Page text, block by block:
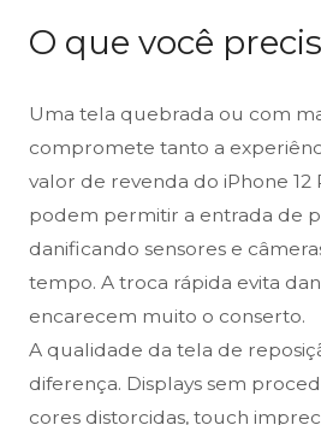
O que você
Uma tela quebrada ou com
compromete tanto a
valor de revenda do iPhone 12
podem permitir a entrada de
danificando sensores e
tempo. A troca rápida evita
encarecem muito o conserto.
A qualidade da tela de
diferença. Displays sem
cores distorcidas, touch